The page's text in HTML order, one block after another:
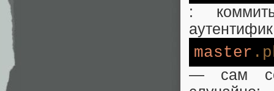
:
master
— сам